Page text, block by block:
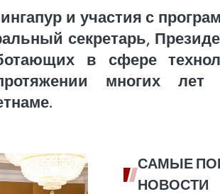
и участия с
секретарь,
в сфере
многих лет
САМЫЕ
НОВОСТИ